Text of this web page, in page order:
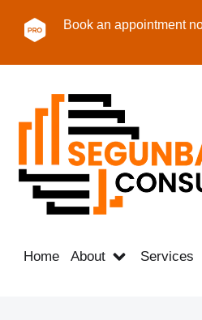
Book an appointment
Home About Services